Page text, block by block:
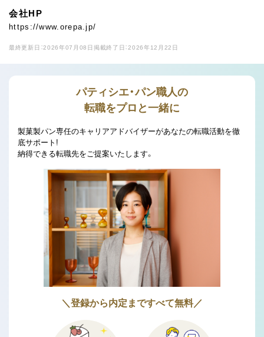
会社HP
https://www.orepa.jp/
最終更新日：2026年07月08日 掲載終了日：2026年12月22日
パティシエ・パン職人の
転職をプロと一緒に
製菓製パン専任のキャリアアドバイザーがあなたの転職活動を徹
底サポート!
納得できる転職先をご提案いたします。
＼登録から内定まですべて無料／